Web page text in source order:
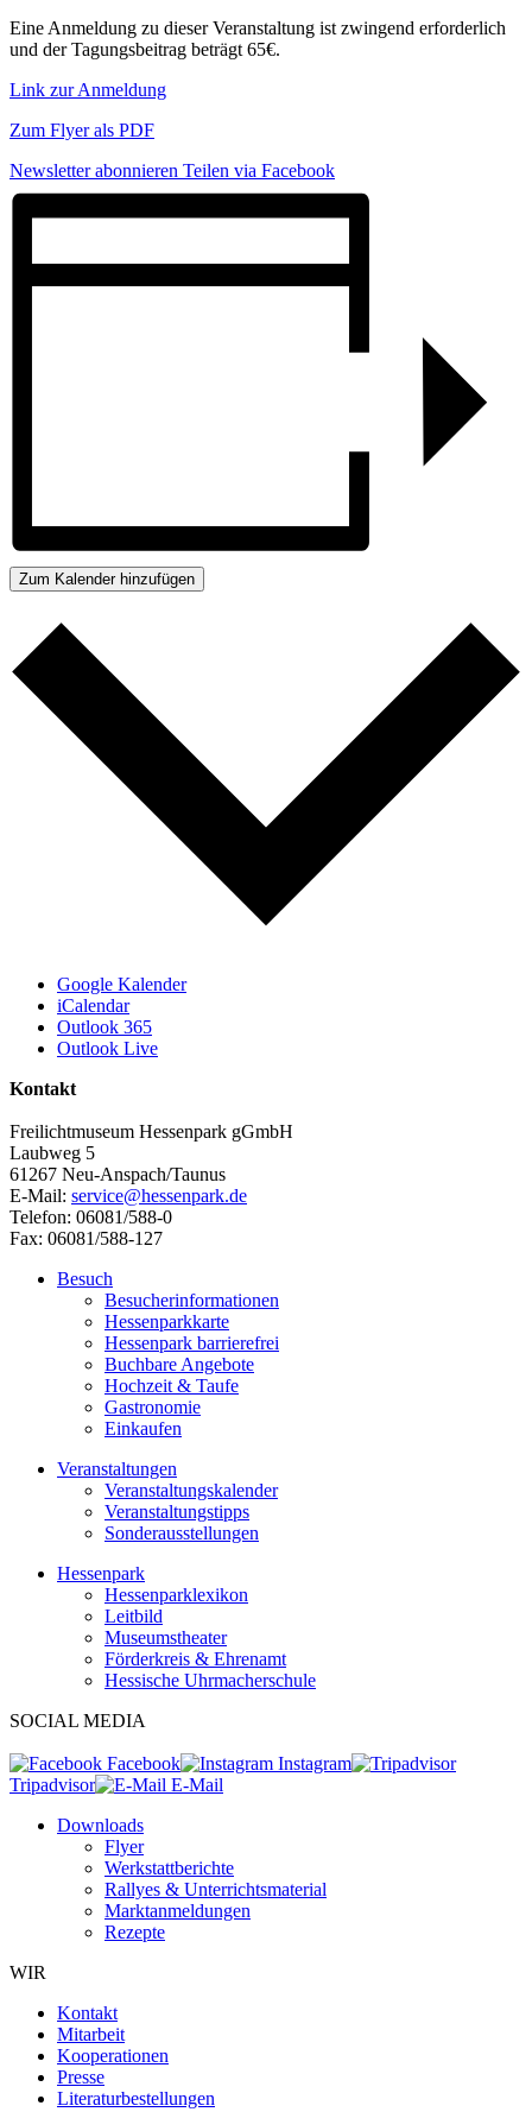
Eine Anmeldung zu dieser Veranstaltung ist zwingend erforderlich
und der Tagungsbeitrag beträgt 65€.
Link zur Anmeldung
Zum Flyer als PDF
Newsletter abonnieren Teilen via Facebook
Zum Kalender hinzufügen
Google Kalender
iCalendar
Outlook 365
Outlook Live
Kontakt
Freilichtmuseum Hessenpark gGmbH
Laubweg 5
61267 Neu-Anspach/Taunus
E-Mail: service@hessenpark.de
Telefon: 06081/588-0
Fax: 06081/588-127
Besuch
Besucherinformationen
Hessenparkkarte
Hessenpark barrierefrei
Buchbare Angebote
Hochzeit & Taufe
Gastronomie
Einkaufen
Veranstaltungen
Veranstaltungskalender
Veranstaltungstipps
Sonderausstellungen
Hessenpark
Hessenparklexikon
Leitbild
Museumstheater
Förderkreis & Ehrenamt
Hessische Uhrmacherschule
SOCIAL MEDIA
Facebook
Instagram
Tripadvisor
E-Mail
Downloads
Flyer
Werkstattberichte
Rallyes & Unterrichtsmaterial
Marktanmeldungen
Rezepte
WIR
Kontakt
Mitarbeit
Kooperationen
Presse
Literaturbestellungen